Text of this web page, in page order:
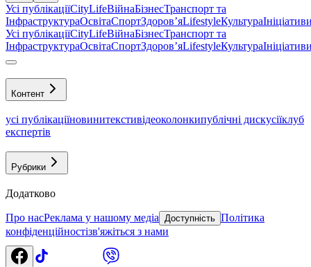
Усі публікаціїCityLifeВійнаБізнесТранспорт та
ІнфраструктураОсвітаСпортЗдоровʼяLifestyleКультура
Усі публікаціїCityLifeВійнаБізнесТранспорт та
ІнфраструктураОсвітаСпортЗдоровʼяLifestyleКультура
Контент
усі публікаціїновинитекстивідеоколонкипублічні дискусіїклуб
експертів
Рубрики
Додатково
Про насРеклама у нашому медіа Доступність Політика
конфіденційностізв'яжіться з нами